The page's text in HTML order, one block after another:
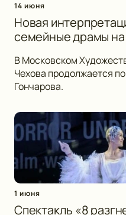
14 июня
Новая
семейные драмы
В Московском
Чехова продолжается
Гончарова.
1 июня
Спектакль «8